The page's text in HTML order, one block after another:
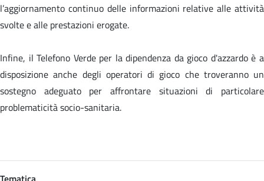
l’aggiornamento continuo delle informazioni relative alle attività
svolte e alle prestazioni erogate.
Infine, il Telefono Verde per la dipendenza da gioco d'azzardo è a
disposizione anche degli operatori di gioco che troveranno un
sostegno adeguato per affrontare situazioni di particolare
problematicità socio-sanitaria.